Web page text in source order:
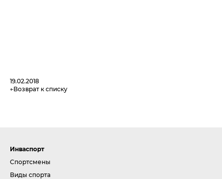
19.02.2018
Возврат к списку
Инваспорт
Спортсмены
Виды спорта